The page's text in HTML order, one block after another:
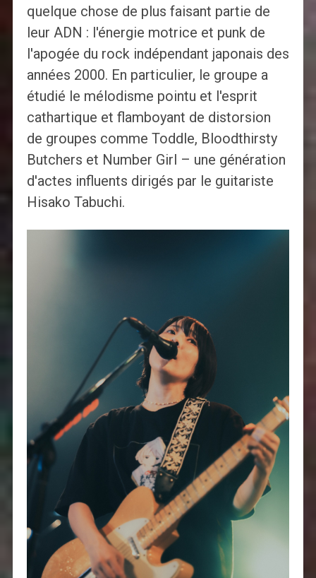
quelque chose de plus faisant partie de
leur ADN : l'énergie motrice et punk de
l'apogée du rock indépendant japonais des
années 2000. En particulier, le groupe a
étudié le mélodisme pointu et l'esprit
cathartique et flamboyant de distorsion
de groupes comme Toddle, Bloodthirsty
Butchers et Number Girl – une génération
d'actes influents dirigés par le guitariste
Hisako Tabuchi.